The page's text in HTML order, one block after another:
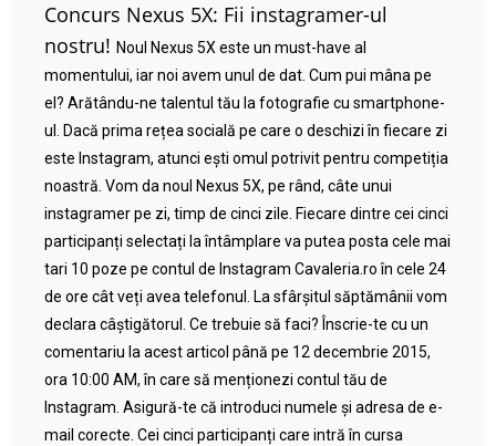
Concurs Nexus 5X: Fii instagramer-ul
nostru! Noul Nexus 5X este un must-have al
momentului, iar noi avem unul de dat. Cum pui mâna pe
el? Arătându-ne talentul tău la fotografie cu smartphone-
ul. Dacă prima rețea socială pe care o deschizi în fiecare zi
este Instagram, atunci ești omul potrivit pentru competiția
noastră. Vom da noul Nexus 5X, pe rând, câte unui
instagramer pe zi, timp de cinci zile. Fiecare dintre cei cinci
participanți selectați la întâmplare va putea posta cele mai
tari 10 poze pe contul de Instagram Cavaleria.ro în cele 24
de ore cât veți avea telefonul. La sfârșitul săptămânii vom
declara câștigătorul. Ce trebuie să faci? Înscrie-te cu un
comentariu la acest articol până pe 12 decembrie 2015,
ora 10:00 AM, în care să menționezi contul tău de
Instagram. Asigură-te că introduci numele și adresa de e-
mail corecte. Cei cinci participanți care intră în cursa